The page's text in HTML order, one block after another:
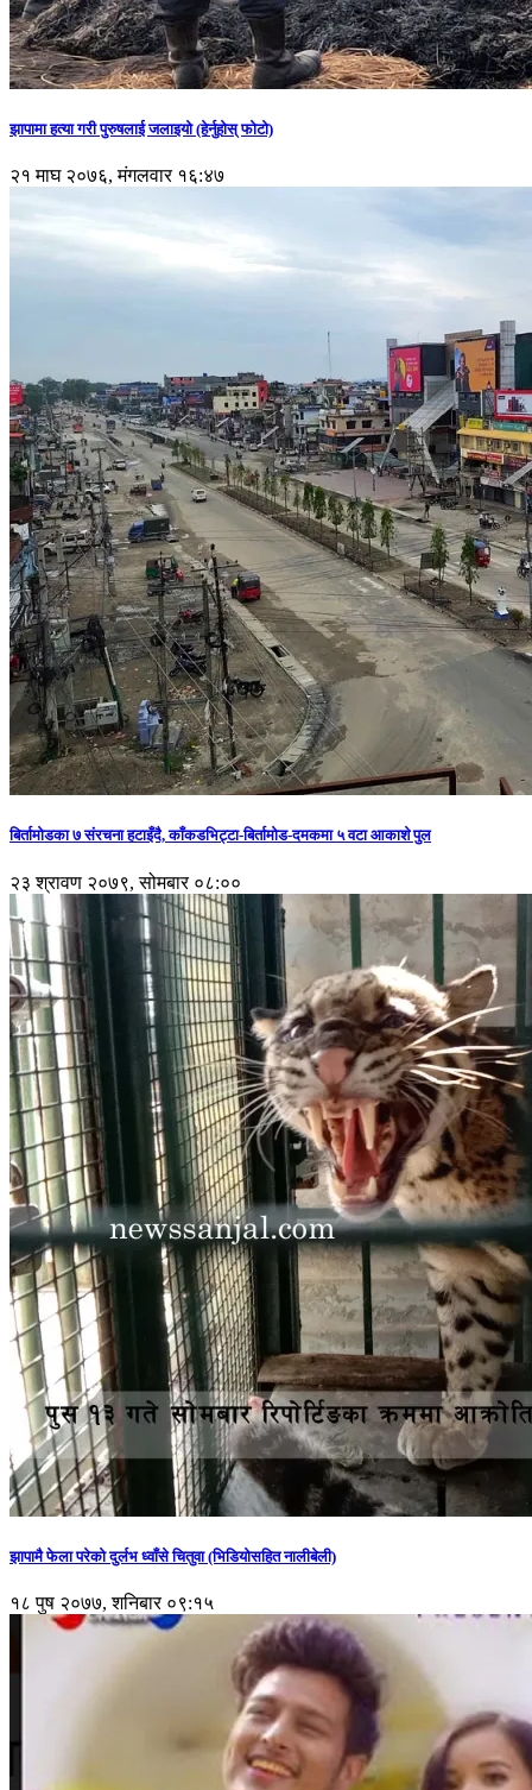
झापामा हत्या गरी पुरुषलाई जलाइयो (हेर्नुहाेस् फाेटाे)
२१ माघ २०७६, मंगलवार १६:४७
बिर्तामोडका ७ संरचना हटाइँदै, काँकडभिट्टा-बिर्तामोड-दमकमा ५ वटा आकाशे पुल
२३ श्रावण २०७९, सोमबार ०८:००
झापामै फेला परेको दुर्लभ ध्वाँसे चितुवा (भिडियोसहित नालीबेली)
१८ पुष २०७७, शनिबार ०९:१५